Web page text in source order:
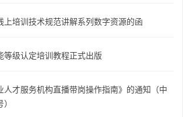
上培训技术规范讲解系列数字资源的函
等级认定培训教程正式出版
人才服务机构直播带岗操作指南》的通知（中